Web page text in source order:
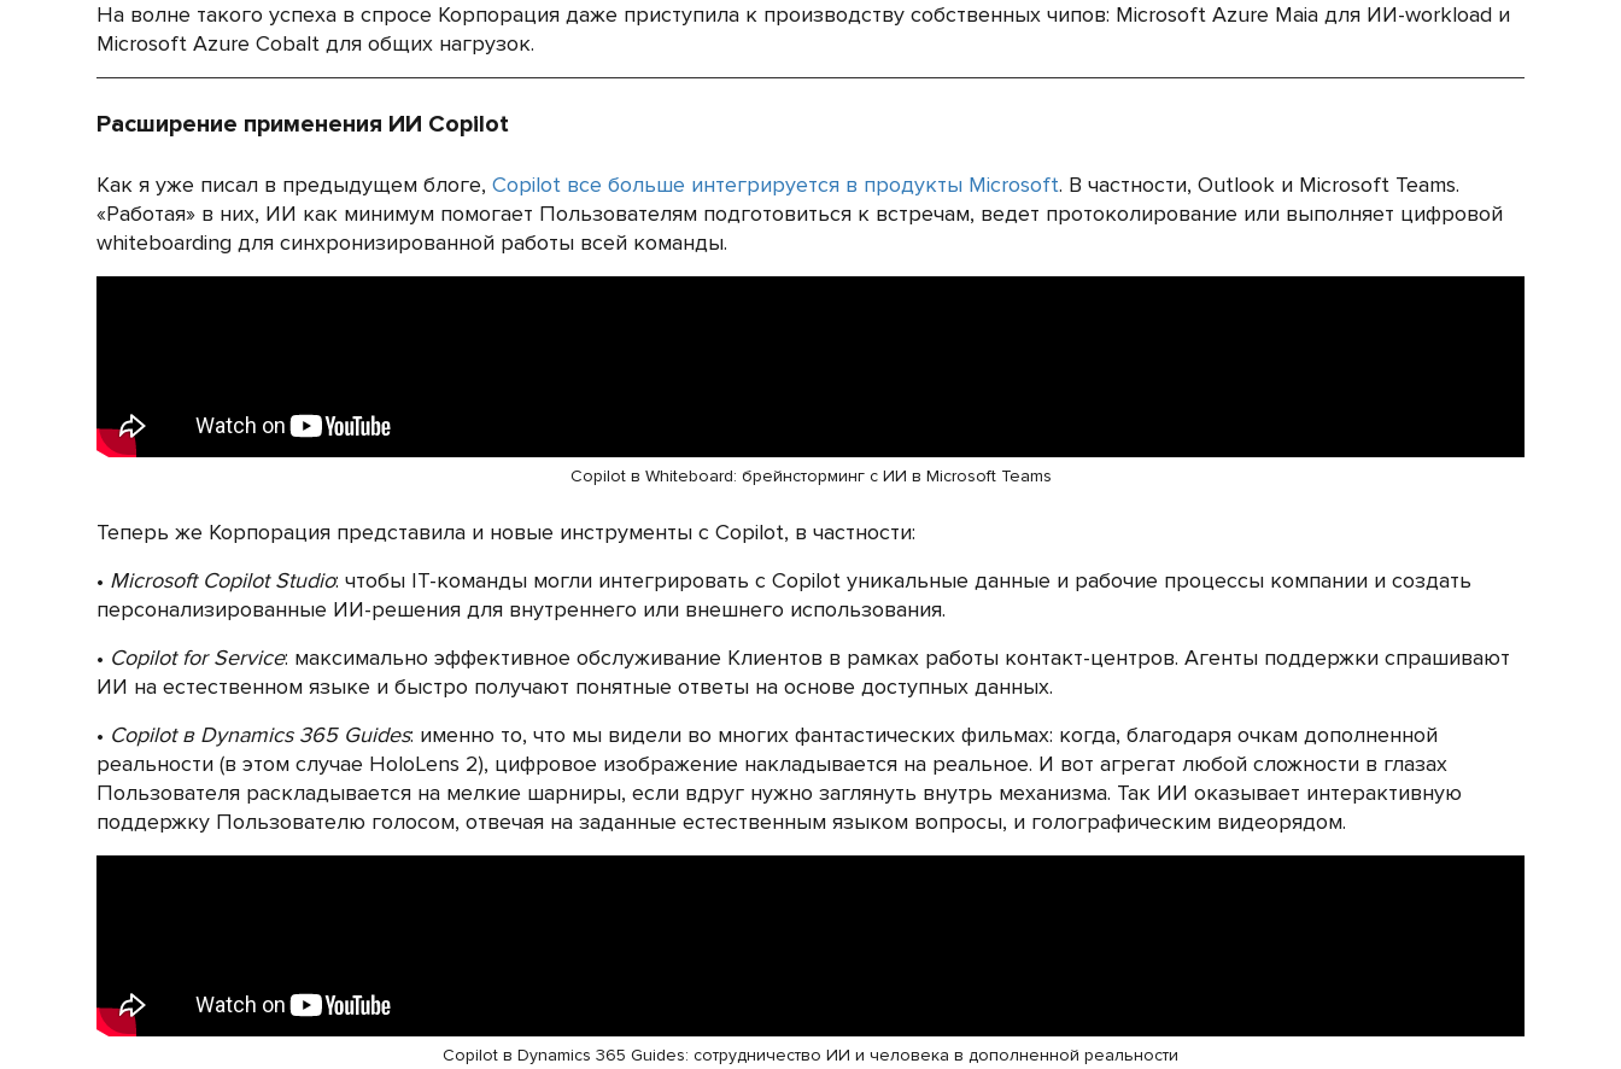
На волне такого успеха в спросе Корпорация даже приступила к производству собственных чипов: Microsoft Azure Maia для ИИ-workload и
Microsoft Azure Cobalt для общих нагрузок.
Расширение применения ИИ Copilot
Как я уже писал в предыдущем блоге, Copilot все больше интегрируется в продукты Microsoft. В частности, Outlook и Microsoft Teams.
«Работая» в них, ИИ как минимум помогает Пользователям подготовиться к встречам, ведет протоколирование или выполняет цифровой
whiteboarding для синхронизированной работы всей команды.
Copilot в Whiteboard: брейнсторминг с ИИ в Microsoft Teams
Теперь же Корпорация представила и новые инструменты с Copilot, в частности:
Microsoft Copilot Studio: чтобы IT-команды могли интегрировать с Copilot уникальные данные и рабочие процессы компании и создать
персонализированные ИИ-решения для внутреннего или внешнего использования.
Copilot for Service: максимально эффективное обслуживание Клиентов в рамках работы контакт-центров. Агенты поддержки спрашивают
ИИ на естественном языке и быстро получают понятные ответы на основе доступных данных.
Copilot в Dynamics 365 Guides: именно то, что мы видели во многих фантастических фильмах: когда, благодаря очкам дополненной
реальности (в этом случае HoloLens 2), цифровое изображение накладывается на реальное. И вот агрегат любой сложности в глазах
Пользователя раскладывается на мелкие шарниры, если вдруг нужно заглянуть внутрь механизма. Так ИИ оказывает интерактивную
поддержку Пользователю голосом, отвечая на заданные естественным языком вопросы, и голографическим видеорядом.
Copilot в Dynamics 365 Guides: сотрудничество ИИ и человека в дополненной реальности